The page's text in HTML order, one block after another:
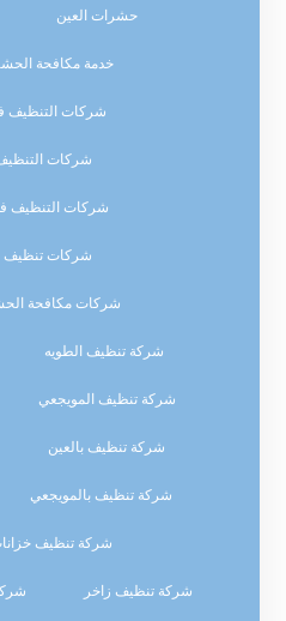
حشرات العين
خدمة مكافحة
شركات التنظيف
شركات
شركات التنظيف
شركات تنظيف
شركات مكافحة
شركة تنظيف الطويه
شركة تنظيف المويجعي
شركة تنظيف بالعين
شركة تنظيف بالمويجعي
شركة تنظيف
شركة تنظيف زاخر